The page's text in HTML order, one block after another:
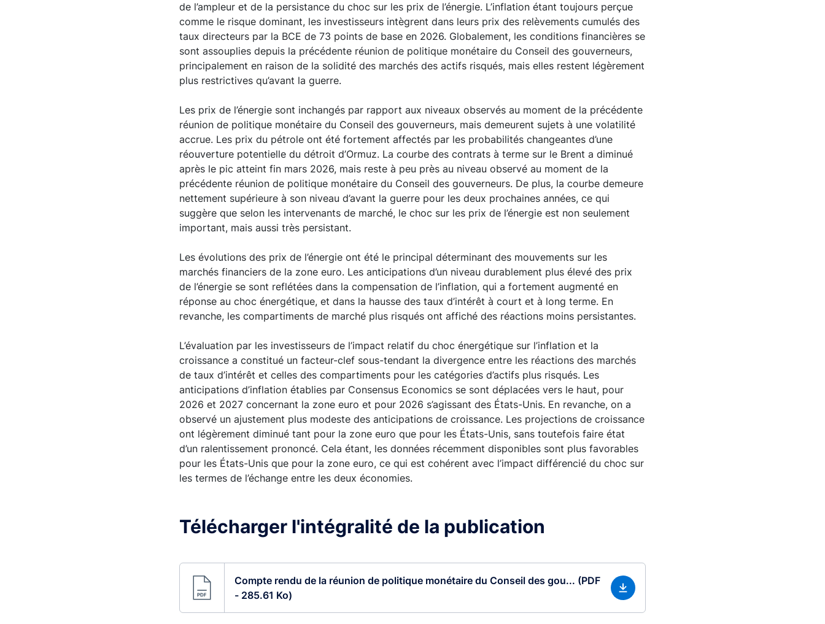
de l’ampleur et de la persistance du choc sur les prix de l’énergie. L’inflation étant toujours perçue
comme le risque dominant, les investisseurs intègrent dans leurs prix des relèvements cumulés des
taux directeurs par la BCE de 73 points de base en 2026. Globalement, les conditions financières se
sont assouplies depuis la précédente réunion de politique monétaire du Conseil des gouverneurs,
principalement en raison de la solidité des marchés des actifs risqués, mais elles restent légèrement
plus restrictives qu’avant la guerre.
Les prix de l’énergie sont inchangés par rapport aux niveaux observés au moment de la précédente
réunion de politique monétaire du Conseil des gouverneurs, mais demeurent sujets à une volatilité
accrue. Les prix du pétrole ont été fortement affectés par les probabilités changeantes d’une
réouverture potentielle du détroit d’Ormuz. La courbe des contrats à terme sur le Brent a diminué
après le pic atteint fin mars 2026, mais reste à peu près au niveau observé au moment de la
précédente réunion de politique monétaire du Conseil des gouverneurs. De plus, la courbe demeure
nettement supérieure à son niveau d’avant la guerre pour les deux prochaines années, ce qui
suggère que selon les intervenants de marché, le choc sur les prix de l’énergie est non seulement
important, mais aussi très persistant.
Les évolutions des prix de l’énergie ont été le principal déterminant des mouvements sur les
marchés financiers de la zone euro. Les anticipations d’un niveau durablement plus élevé des prix
de l’énergie se sont reflétées dans la compensation de l’inflation, qui a fortement augmenté en
réponse au choc énergétique, et dans la hausse des taux d’intérêt à court et à long terme. En
revanche, les compartiments de marché plus risqués ont affiché des réactions moins persistantes.
L’évaluation par les investisseurs de l’impact relatif du choc énergétique sur l’inflation et la
croissance a constitué un facteur-clef sous-tendant la divergence entre les réactions des marchés
de taux d’intérêt et celles des compartiments pour les catégories d’actifs plus risqués. Les
anticipations d’inflation établies par Consensus Economics se sont déplacées vers le haut, pour
2026 et 2027 concernant la zone euro et pour 2026 s’agissant des États-Unis. En revanche, on a
observé un ajustement plus modeste des anticipations de croissance. Les projections de croissance
ont légèrement diminué tant pour la zone euro que pour les États-Unis, sans toutefois faire état
d’un ralentissement prononcé. Cela étant, les données récemment disponibles sont plus favorables
pour les États-Unis que pour la zone euro, ce qui est cohérent avec l’impact différencié du choc sur
les termes de l’échange entre les deux économies.
Télécharger l'intégralité de la publication
Compte rendu de la réunion de politique monétaire du Conseil des gou... (PDF
- 285.61 Ko)